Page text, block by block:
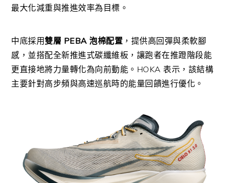
最大化減重與推進效率為目標。
中底採用雙層 PEBA 泡棉配置 ，提供高回彈與柔軟腳
感，並搭配全新推進式碳纖維板，讓跑者在推蹬階段能
更直接地將力量轉化為向前動能。HOKA 表示，該結構
主要針對高步頻與高速巡航時的能量回饋進行優化。